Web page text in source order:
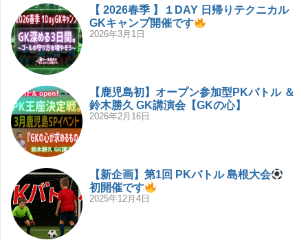
【 2026春季 】１DAY 日帰りテクニカル
GKキャンプ開催です
2026年3月1日
【鹿児島初】オープン参加型PKバトル ＆
鈴木勝久 GK講演会【GKの心】
2026年2月16日
【新企画】第1回 PKバトル 島根大会
初開催です
2025年12月4日